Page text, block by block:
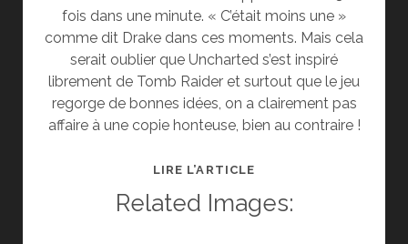
fois dans une minute. « C’était moins une »
comme dit Drake dans ces moments. Mais cela
serait oublier que Uncharted s’est inspiré
librement de Tomb Raider et surtout que le jeu
regorge de bonnes idées, on a clairement pas
affaire à une copie honteuse, bien au contraire !
LIRE L’ARTICLETEST
TOMB
Related Images: